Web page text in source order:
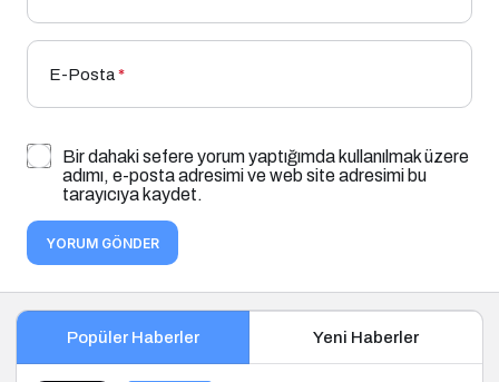
E-Posta*
Bir dahaki sefere yorum yaptığımda kullanılmak üzere
adımı, e-posta adresimi ve web site adresimi bu
tarayıcıya kaydet.
YORUM GÖNDER
Popüler Haberler Yeni Haberler